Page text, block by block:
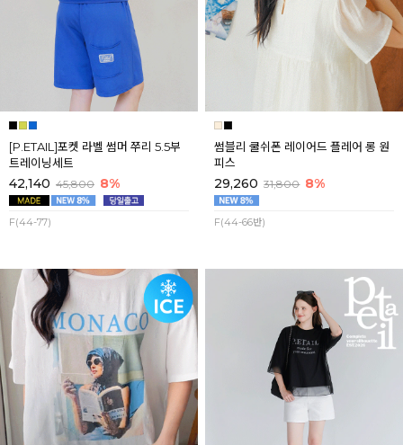
[P.ETAIL]포켓 라벨 썸머 쭈리 5.5부
트레이닝세트
42,140 45,800 8%
F(44-77)
썸블리 쿨쉬폰 레이어드 플레어 롱 원
피스
29,260 31,800 8%
F(44-66반)